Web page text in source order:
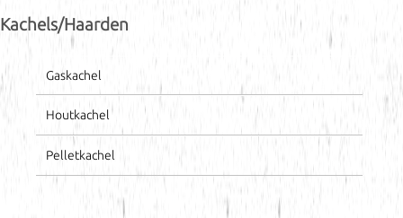
Kachels/Haarden
Gaskachel
Houtkachel
Pelletkachel